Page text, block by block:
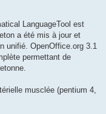
LanguageTool est
a été mis à jour et
unifié. OpenOffice.org 3.1
permettant de
musclée (pentium 4,